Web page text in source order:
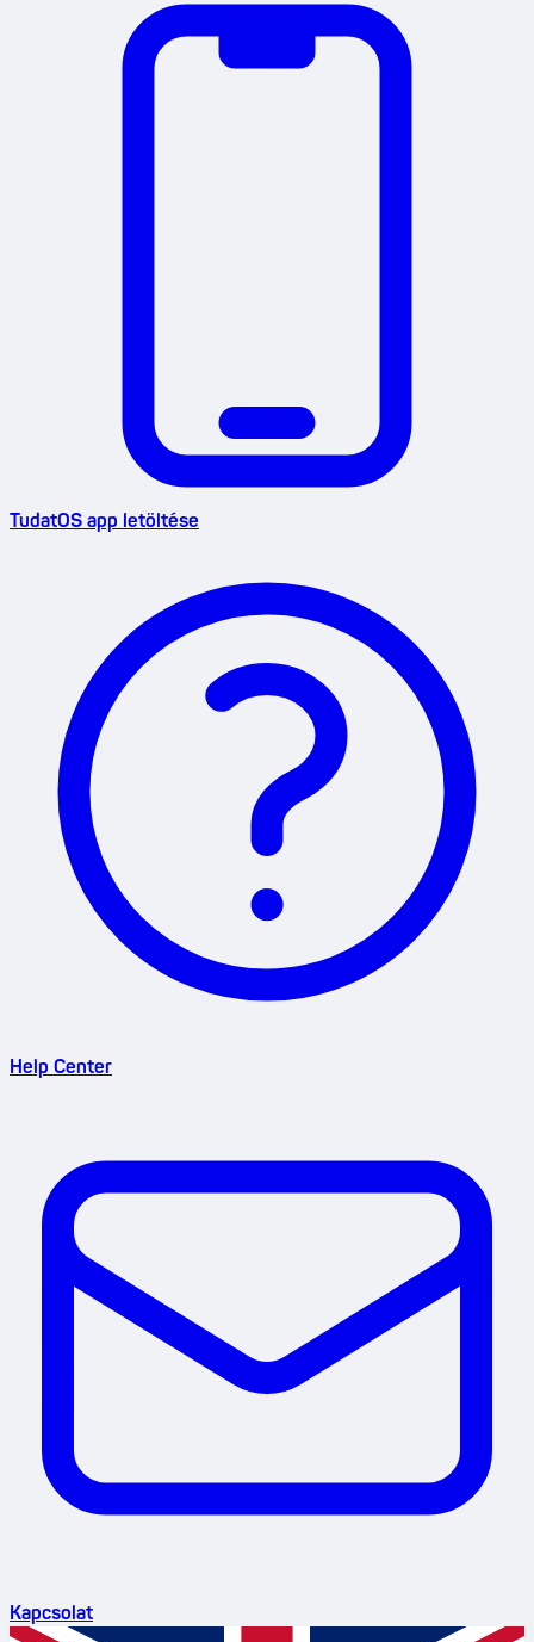
TudatOS app letöltése
Help Center
Kapcsolat